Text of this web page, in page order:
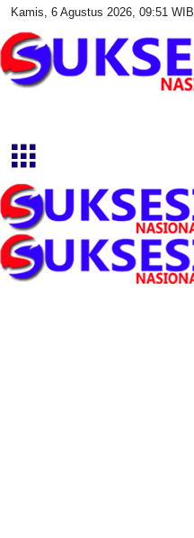
Kamis, 6 Agustus 2026, 09:51 WIB
s
i
a
s